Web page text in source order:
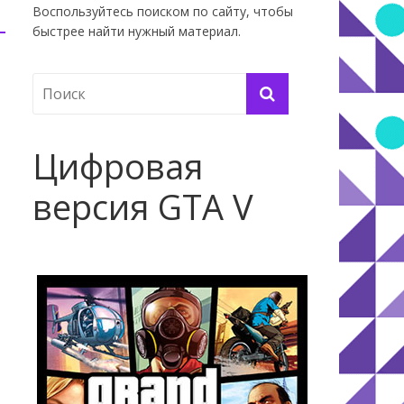
Воспользуйтесь поиском по сайту, чтобы
быстрее найти нужный материал.
Цифровая
версия GTA V